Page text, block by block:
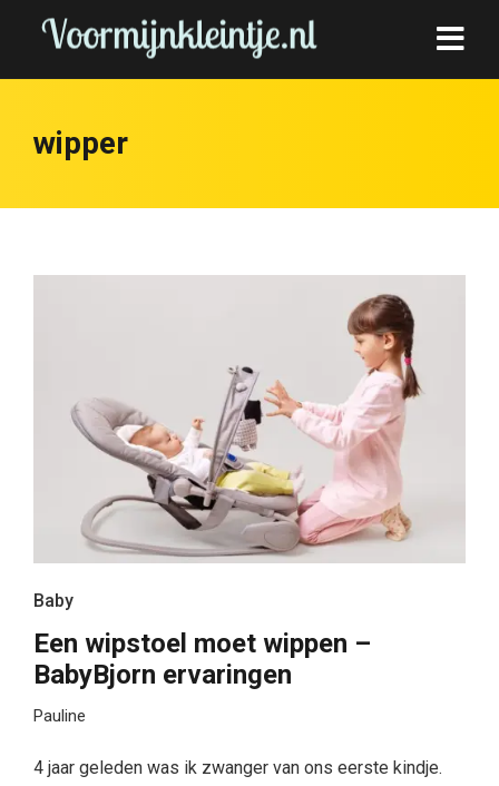
wipper
Baby
Een wipstoel moet wippen –
BabyBjorn ervaringen
Pauline
4 jaar geleden was ik zwanger van ons eerste kindje.